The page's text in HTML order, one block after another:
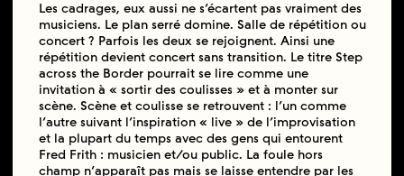
Les cadrages, eux aussi ne s’écartent pas vraiment des
musiciens. Le plan serré domine. Salle de répétition ou
concert ? Parfois les deux se rejoignent. Ainsi une
répétition devient concert sans transition. Le titre Step
across the Border pourrait se lire comme une
invitation à « sortir des coulisses » et à monter sur
scène. Scène et coulisse se retrouvent : l’un comme
l’autre suivant l’inspiration « live » de l’improvisation
et la plupart du temps avec des gens qui entourent
Fred Frith : musicien et/ou public. La foule hors
champ n’apparaît pas mais se laisse entendre par les